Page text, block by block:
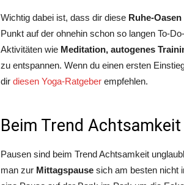
Wichtig dabei ist, dass dir diese Ruhe-
Punkt auf der ohnehin schon so langen To-
Aktivitäten wie Meditation, autogenes
zu entspannen. Wenn du einen ersten
dir diesen Yoga-Ratgeber empfehlen.
Beim Trend
Pausen sind beim Trend Achtsamkeit
man zur Mittagspause sich am besten nicht